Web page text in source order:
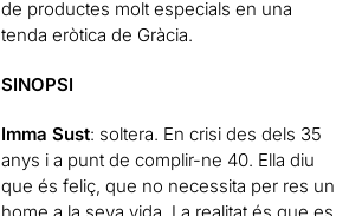
de productes molt especials en una
tenda eròtica de Gràcia.
SINOPSI
Imma Sust: soltera. En crisi des dels 35
anys i a punt de complir-ne 40. Ella diu
que és feliç, que no necessita per res un